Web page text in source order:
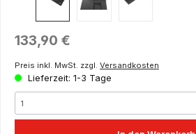
Regulärer Preis:
133,90 €
Preis inkl. MwSt. zzgl. Versandkosten
Lieferzeit: 1-3 Tage